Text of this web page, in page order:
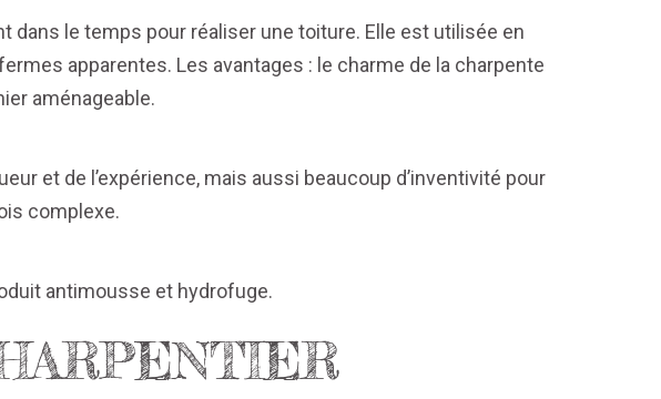
le temps pour réaliser une toiture. Elle est utilisée en
apparentes. Les avantages : le charme de la charpente
aménageable.
et de l’expérience, mais aussi beaucoup d’inventivité pour
complexe.
antimousse et hydrofuge.